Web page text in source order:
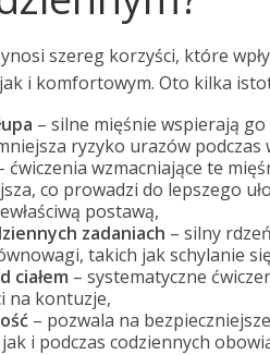
szereg korzyści, które
i komfortowym. Oto kilka
– silne mięśnie wspierają
ryzyko urazów
ćwiczenia wzmacniające te
co prowadzi do lepszego
postawą,
zadaniach – silny
takich jak schylanie
ciałem – systematyczne
na kontuzje,
– pozwala na
i podczas codziennych